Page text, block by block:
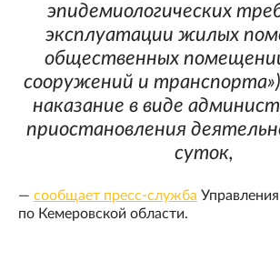
эпидемиологических
эксплуатации жилых
общественных
сооружений и
наказание в виде
приостановления
суток,
— сообщает пресс-служба
по Кемеровской области.